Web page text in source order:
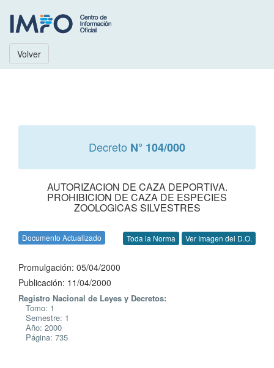
Volver
Decreto N° 104/000
AUTORIZACION DE CAZA DEPORTIVA.
PROHIBICION DE CAZA DE ESPECIES
ZOOLOGICAS SILVESTRES
Documento Actualizado Toda la Norma Ver Imagen del D.O.
Promulgación: 05/04/2000
Publicación: 11/04/2000
Registro Nacional de Leyes y Decretos:
Tomo: 1
Semestre: 1
Año: 2000
Página: 735